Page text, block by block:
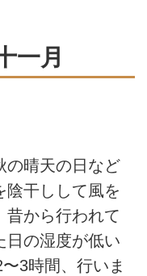
一月
晴天の日など
陰干しして風を
昔から行われて
日の湿度が低い
3時間、行いま